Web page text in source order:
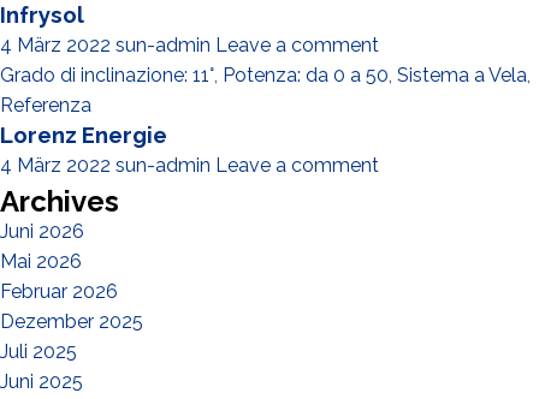
Infrysol
4 März 2022 sun-admin Leave a comment
Grado di inclinazione: 11°, Potenza: da 0 a 50, Sistema a Vela,
Referenza
Lorenz Energie
4 März 2022 sun-admin Leave a comment
Archives
Juni 2026
Mai 2026
Februar 2026
Dezember 2025
Juli 2025
Juni 2025